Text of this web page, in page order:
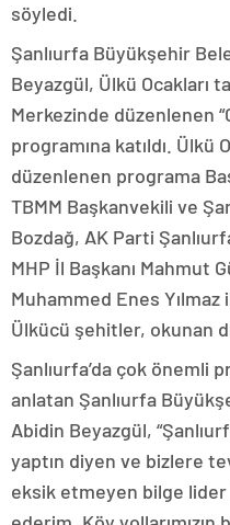
söyledi.
Şanlıurfa Büyükşehir
Beyazgül, Ülkü Ocakları
Merkezinde düzenlenen
programına katıldı. Ülkü
düzenlenen programa
TBMM Başkanvekili ve
Bozdağ, AK Parti
MHP İl Başkanı Mahmut
Muhammed Enes Yılmaz
Ülkücü şehitler, okunan
Şanlıurfa’da çok önemli
anlatan Şanlıurfa
Abidin Beyazgül,
yaptın diyen ve bizlere
eksik etmeyen bilge